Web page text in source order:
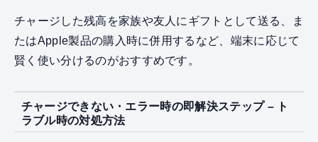
チャージした残高を家族や友人にギフトとして送る、ま
たはApple製品の購入時に併用するなど、端末に応じて
賢く使い分けるのがおすすめです。
チャージできない・エラー時の即解決ステップ – ト
ラブル時の対処方法